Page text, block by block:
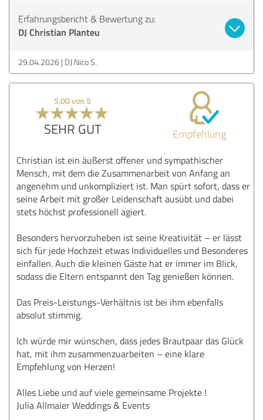
Erfahrungsbericht & Bewertung zu:
DJ Christian Planteu
29.04.2026 DJ Nico S.
5,00 von 5
SEHR GUT Empfehlung
Christian ist ein äußerst offener und sympathischer
Mensch, mit dem die Zusammenarbeit von Anfang an
angenehm und unkompliziert ist. Man spürt sofort, dass er
seine Arbeit mit großer Leidenschaft ausübt und dabei
stets höchst professionell agiert.
Besonders hervorzuheben ist seine Kreativität – er lässt
sich für jede Hochzeit etwas Individuelles und Besonderes
einfallen. Auch die kleinen Gäste hat er immer im Blick,
sodass die Eltern entspannt den Tag genießen können.
Das Preis-Leistungs-Verhältnis ist bei ihm ebenfalls
absolut stimmig.
Ich würde mir wünschen, dass jedes Brautpaar das Glück
hat, mit ihm zusammenzuarbeiten – eine klare
Empfehlung von Herzen!
Alles Liebe und auf viele gemeinsame Projekte !
Julia Allmaier Weddings & Events